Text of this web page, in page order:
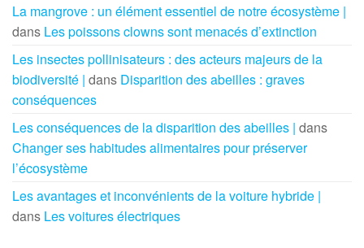
La mangrove : un élément essentiel de notre écosystème |
dans Les poissons clowns sont menacés d’extinction
Les insectes pollinisateurs : des acteurs majeurs de la
biodiversité | dans Disparition des abeilles : graves
conséquences
Les conséquences de la disparition des abeilles | dans
Changer ses habitudes alimentaires pour préserver
l’écosystème
Les avantages et inconvénients de la voiture hybride |
dans Les voitures électriques